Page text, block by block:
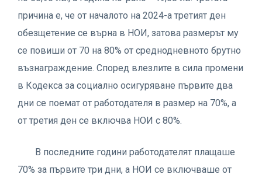
причина е, че от началото на 2024-а третият ден
обезщетение се върна в НОИ, затова размерът му
се повиши от 70 на 80% от среднодневното брутно
възнаграждение. Според влезлите в сила промени
в Кодекса за социално осигуряване първите два
дни се поемат от работодателя в размер на 70%, а
от третия ден се включва НОИ с 80%.
В последните години работодателят плащаше
70% за първите три дни, а НОИ се включваше от